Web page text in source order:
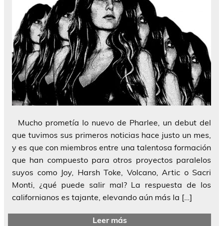
Mucho prometía lo nuevo de Pharlee, un debut del
que tuvimos sus primeros noticias hace justo un mes,
y es que con miembros entre una talentosa formación
que han compuesto para otros proyectos paralelos
suyos como Joy, Harsh Toke, Volcano, Artic o Sacri
Monti, ¿qué puede salir mal? La respuesta de los
californianos es tajante, elevando aún más la […]
Leer más